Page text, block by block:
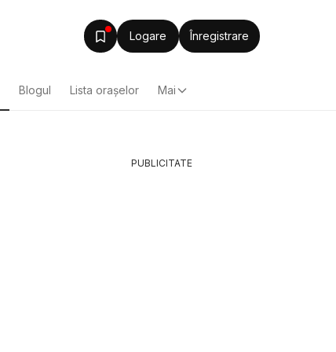
Logare Înregistrare
Blogul Lista oraşelor Mai
PUBLICITATE